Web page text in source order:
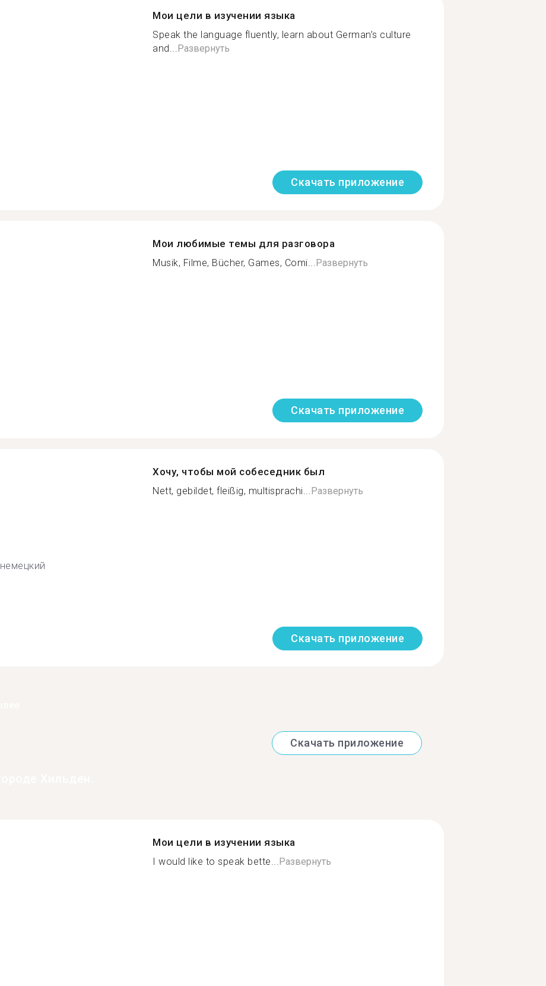
Мои цели в изучении языка
Speak the language fluently, learn about German’s culture
and...Развернуть
Скачать приложение
Мои любимые темы для разговора
Musik, Filme, Bücher, Games, Comi...Развернуть
Скачать приложение
немецкий
Хочу, чтобы мой собеседник был
Nett, gebildet, fleißig, multisprachi...Развернуть
Скачать приложение
Скачать приложение
Мои цели в изучении языка
I would like to speak bette... Развернуть